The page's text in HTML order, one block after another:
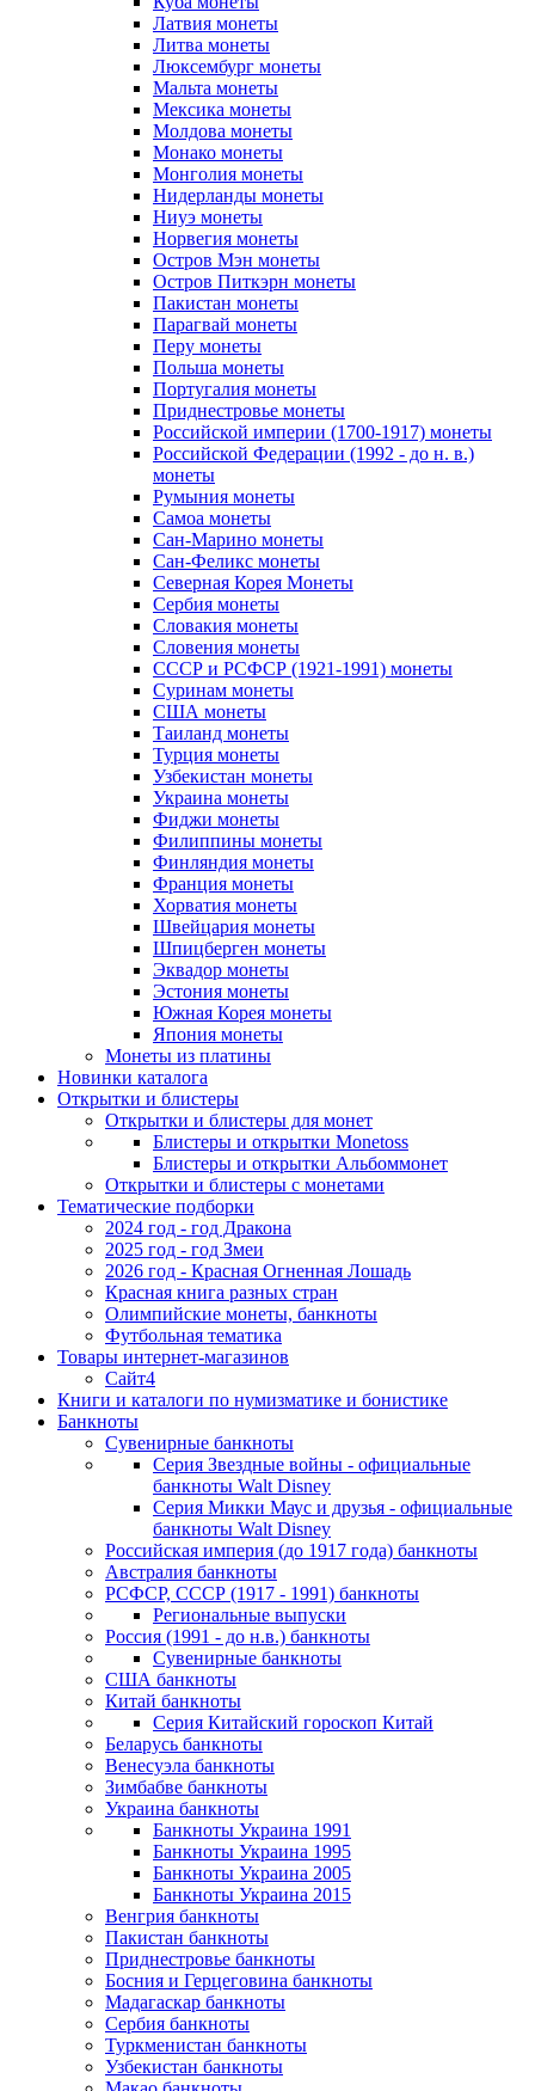
Латвия монеты
Литва монеты
Люксембург монеты
Мальта монеты
Мексика монеты
Молдова монеты
Монако монеты
Монголия монеты
Нидерланды монеты
Ниуэ монеты
Норвегия монеты
Остров Мэн монеты
Остров Питкэрн монеты
Пакистан монеты
Парагвай монеты
Перу монеты
Польша монеты
Португалия монеты
Приднестровье монеты
Российской империи (1700-1917) монеты
Российской Федерации (1992 - до н. в.)
монеты
Румыния монеты
Самоа монеты
Сан-Марино монеты
Сан-Феликс монеты
Северная Корея Монеты
Сербия монеты
Словакия монеты
Словения монеты
СССР и РСФСР (1921-1991) монеты
Суринам монеты
США монеты
Таиланд монеты
Турция монеты
Узбекистан монеты
Украина монеты
Фиджи монеты
Филиппины монеты
Финляндия монеты
Франция монеты
Хорватия монеты
Швейцария монеты
Шпицберген монеты
Эквадор монеты
Эстония монеты
Южная Корея монеты
Япония монеты
Монеты из платины
Новинки каталога
Открытки и блистеры
Открытки и блистеры для монет
Блистеры и открытки Monetoss
Блистеры и открытки Альбоммонет
Открытки и блистеры с монетами
Тематические подборки
2024 год - год Дракона
2025 год - год Змеи
2026 год - Красная Огненная Лошадь
Красная книга разных стран
Олимпийские монеты, банкноты
Футбольная тематика
Товары интернет-магазинов
Сайт4
Книги и каталоги по нумизматике и бонистике
Банкноты
Сувенирные банкноты
Серия Звездные войны - официальные
банкноты Walt Disney
Серия Микки Маус и друзья - официальные
банкноты Walt Disney
Российская империя (до 1917 года) банкноты
Австралия банкноты
РСФСР, СССР (1917 - 1991) банкноты
Региональные выпуски
Россия (1991 - до н.в.) банкноты
Сувенирные банкноты
США банкноты
Китай банкноты
Серия Китайский гороскоп Китай
Беларусь банкноты
Венесуэла банкноты
Зимбабве банкноты
Украина банкноты
Банкноты Украина 1991
Банкноты Украина 1995
Банкноты Украина 2005
Банкноты Украина 2015
Венгрия банкноты
Пакистан банкноты
Приднестровье банкноты
Босния и Герцеговина банкноты
Мадагаскар банкноты
Сербия банкноты
Туркменистан банкноты
Узбекистан банкноты